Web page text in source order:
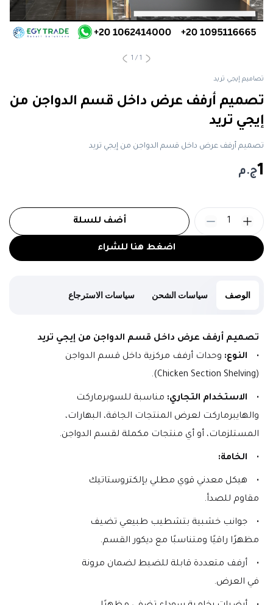
1
/
1
تصاميم إيجي تريد
تصميم أرفف عرض داخل قسم الدواجن من
إيجي تريد
تصميم أرفف عرض داخل قسم الدواجن من إيجي تريد
1ج.م
اضغط هنا للشراء
أضف للسلة 1
الوصف سياسات الشحن سياسات الاسترجاع
تصميم أرفف عرض داخل قسم الدواجن من إيجي تريد
النوع:
(Chicken Section Shelving).
الاستخدام التجاري:
المستلزمات، أو أي منتجات مكملة لقسم الدواجن.
الخامة:
مقاوم للصدأ.
مظهرًا راقيًا ومتناسبًا مع ديكور القسم.
في العرض.